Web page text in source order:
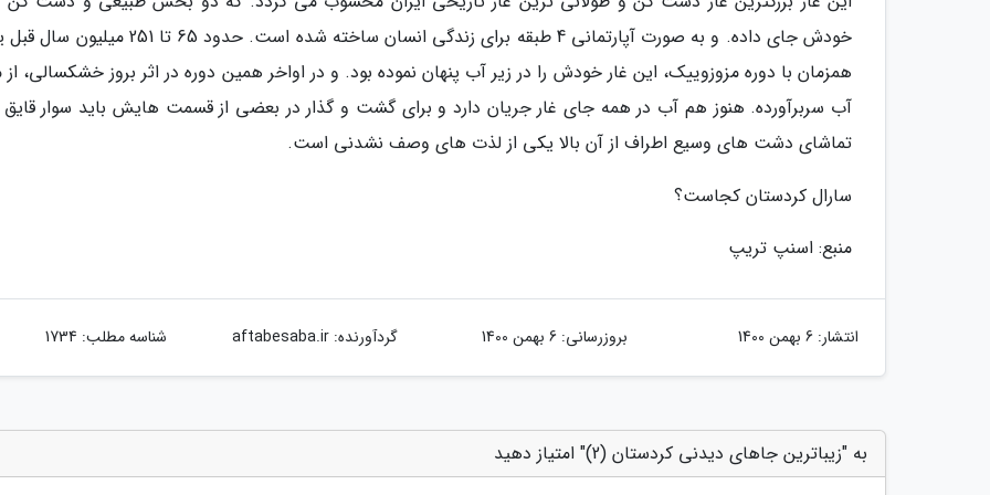
خودش جای داده. و به صورت آپارتمانی 4 طبقه برای زندگی انسان ساخته شده است. حدود 65
همزمان با دوره مزوزوییک، این غار خودش را در زیر آب پنهان نموده بود. و در اواخر همین دوره در اثر بروز خشکسالی، از
آب سربرآورده. هنوز هم آب در همه جای غار جریان دارد و برای گشت و گذار در بعضی از قسمت هایش باید سوار
تماشای دشت های وسیع اطراف از آن بالا یکی از لذت های وصف نشدنی است.
سارال کردستان کجاست؟
منبع: اسنپ تریپ
انتشار: 6 بهمن 1400 بروزرسانی: 6 بهمن 1400 گردآورنده:aftabesaba.ir شناسه مطلب: 1734
به "زیباترین جاهای دیدنی کردستان (2)" امتیاز دهید